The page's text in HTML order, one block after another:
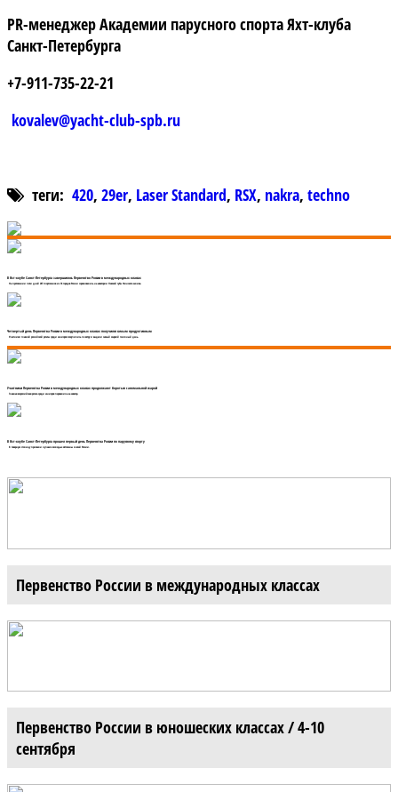
PR-менеджер Академии парусного спорта Яхт-клуба
Санкт-Петербурга
+7-911-735-22-21
kovalev@yacht-club-spb.ru
теги: 420, 29er, Laser Standard, RSX, nakra, techno
В Яхт-клубе Санкт-Петербурга завершилось Первенство России в международных классах
На протяжении пяти дней 287 спортсменов из 36 городов России соревновались на акватории Невской губы Финского залива.
Четвертый день Первенства России в международных классах получился самым продуктивным
Участники главной российской регаты среди юниоров соскучились по ветру и выдали самый жаркий гоночный день.
Участники Первенства России в международных классах продолжают бороться с аномальной жарой
Главная всероссийская регата среди юниоров перевалила за экватор.
В Яхт-клубе Санкт-Петербурга прошел первый день Первенства России по парусному спорту
В Северную столицу приехали лучшие молодые яхтсмены со всей России.
Первенство России в международных классах
Первенство России в юношеских классах / 4-10
сентября